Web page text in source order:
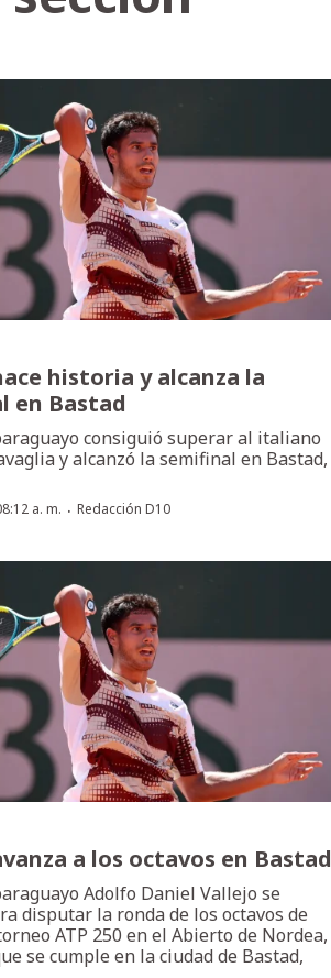
historia y alcanza la
en Bastad
consiguió superar al italiano
y alcanzó la semifinal en Bastad,
a. m. ·Redacción D10
a los octavos en Bastad
Adolfo Daniel Vallejo se
disputar la ronda de los octavos de
ATP 250 en el Abierto de Nordea,
se cumple en la ciudad de Bastad,